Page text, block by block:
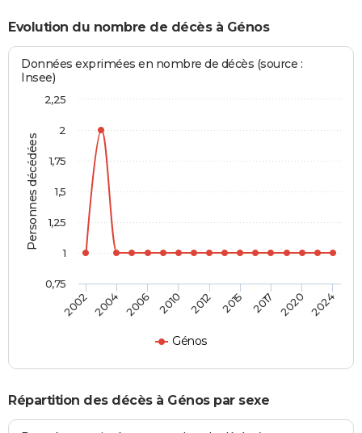
Evolution du nombre de décès à Génos
Personnes décédées
Données exprimées en nombre de décès (source :
Insee)
Génos
2002 2004 2006 2010 2012 2015 2017 2020 2024
0,75
1
1,25
1,5
1,75
2
2,25
Répartition des décès à Génos par sexe